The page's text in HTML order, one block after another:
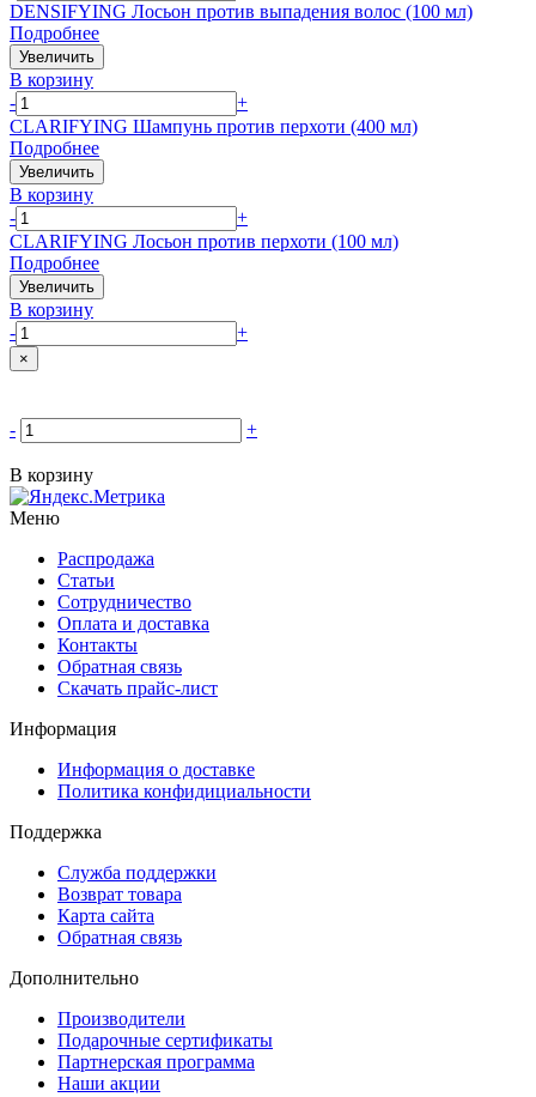
DENSIFYING Лосьон против выпадения волос (100 мл)
Подробнее
Увеличить
В корзину
-
+
CLARIFYING Шампунь против перхоти (400 мл)
Подробнее
Увеличить
В корзину
-
+
CLARIFYING Лосьон против перхоти (100 мл)
Подробнее
Увеличить
В корзину
-
+
×
- +
В корзину
Меню
Распродажа
Статьи
Сотрудничество
Оплата и доставка
Контакты
Обратная связь
Скачать прайс-лист
Информация
Информация о доставке
Политика конфидициальности
Поддержка
Служба поддержки
Возврат товара
Карта сайта
Обратная связь
Дополнительно
Производители
Подарочные сертификаты
Партнерская программа
Наши акции